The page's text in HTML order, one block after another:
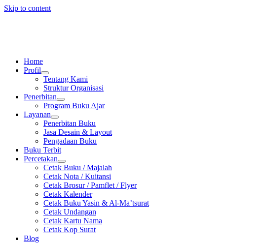
Skip to content
Home
Profil
Tentang Kami
Struktur Organisasi
Penerbitan
Program Buku Ajar
Layanan
Penerbitan Buku
Jasa Desain & Layout
Pengadaan Buku
Buku Terbit
Percetakan
Cetak Buku / Majalah
Cetak Nota / Kuitansi
Cetak Brosur / Pamflet / Flyer
Cetak Kalender
Cetak Buku Yasin & Al-Ma’tsurat
Cetak Undangan
Cetak Kartu Nama
Cetak Kop Surat
Blog